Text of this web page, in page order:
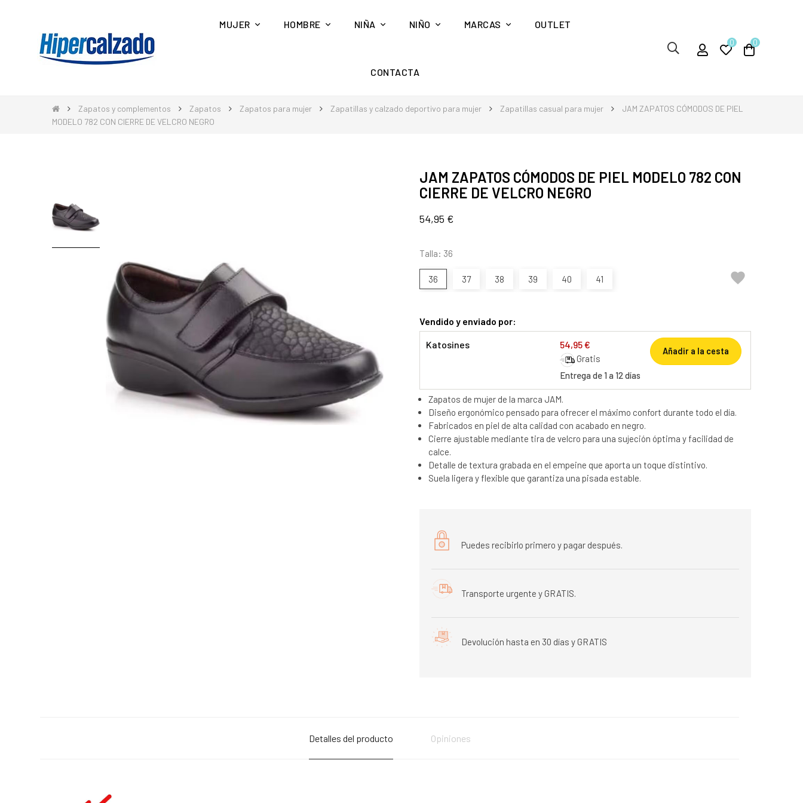
MUJER HOMBRE NIÑA NIÑO MARCAS OUTLET
CONTACTA
0 0
Zapatos y complementos Zapatos Zapatos para mujer Zapatillas y calzado deportivo para mujer Zapatillas casual para mujer
JAM ZAPATOS CÓMODOS DE PIEL
MODELO 782 CON CIERRE DE VELCRO NEGRO
JAM ZAPATOS CÓMODOS DE PIEL MODELO 782 CON
CIERRE DE VELCRO NEGRO
54,95 €
Talla: 36
36 37 38 39 40 41 
Vendido y enviado por:
Katosines 54,95 €
Gratis
Entrega de 1 a 12 días
Añadir a la cesta
Zapatos de mujer de la marca JAM.
Diseño ergonómico pensado para ofrecer el máximo confort durante todo el día.
Fabricados en piel de alta calidad con acabado en negro.
Cierre ajustable mediante tira de velcro para una sujeción óptima y facilidad de
calce.
Detalle de textura grabada en el empeine que aporta un toque distintivo.
Suela ligera y flexible que garantiza una pisada estable.
Puedes recibirlo primero y pagar después.
Transporte urgente y GRATIS.
Devolución hasta en 30 días y GRATIS
Detalles del producto Opiniones